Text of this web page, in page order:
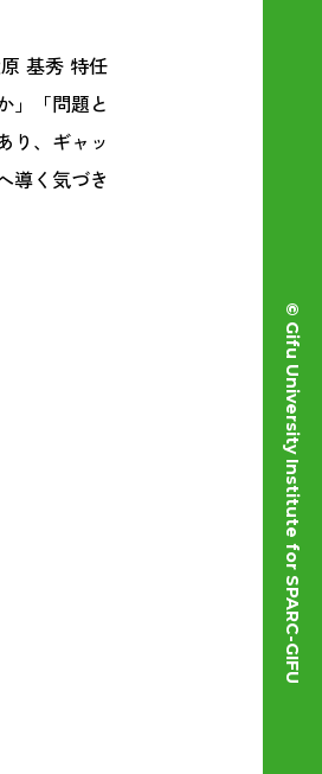
基秀 特任
」「問題と
り、ギャッ
導く気づき
© Gifu University Institute for SPARC-GIFU